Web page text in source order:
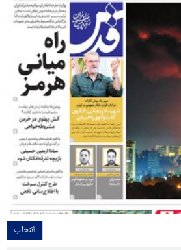
انتخاب